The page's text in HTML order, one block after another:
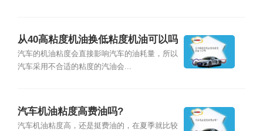
从40高粘度机油换低粘度机油可以吗
汽车的机油粘度会直接影响汽车的油耗量，所以
汽车采用不合适的粘度的汽油会...
汽车机油粘度高费油吗?
汽车机油粘度高，还是挺费油的，在夏季就比较